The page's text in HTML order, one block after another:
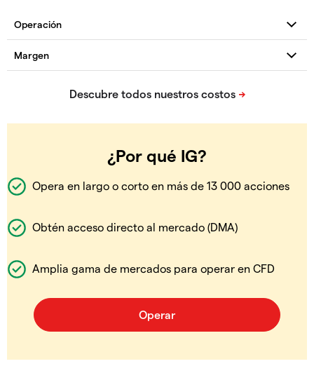
¿Por qué IG?
Opera en largo o corto en más de 13 000 acciones
Obtén acceso directo al mercado (DMA)
Amplia gama de mercados para operar en CFD